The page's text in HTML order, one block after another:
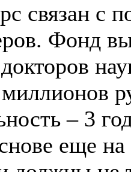
связан с
Фонд
– 3
еще